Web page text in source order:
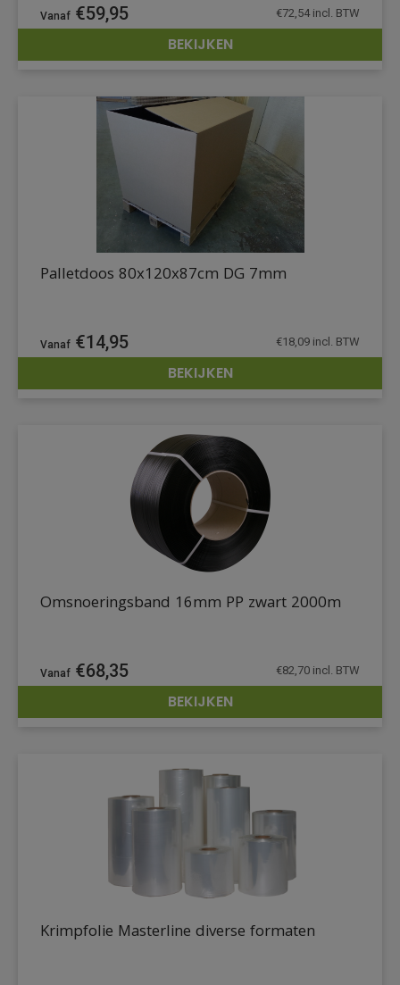
DETAILS
€59,95 €72,54 incl. BTW
BEKIJKEN
DETAILS
Palletdoos 80x120x87cm DG 7mm
€14,95 €18,09 incl. BTW
BEKIJKEN
DETAILS
Omsnoeringsband 16mm PP zwart 2000m
€68,35 €82,70 incl. BTW
BEKIJKEN
Krimpfolie Masterline diverse formaten